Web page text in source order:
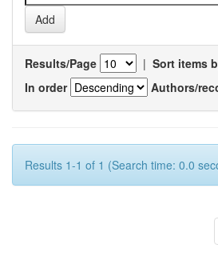
Results/Page | Sort items
In order
Authors/
Results 1-1 of 1 (Search time: 0.0